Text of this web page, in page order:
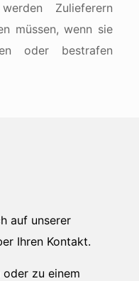
Zulieferern
müssen, wenn sie
oder bestrafen
auf unserer
Ihren Kontakt.
oder zu einem